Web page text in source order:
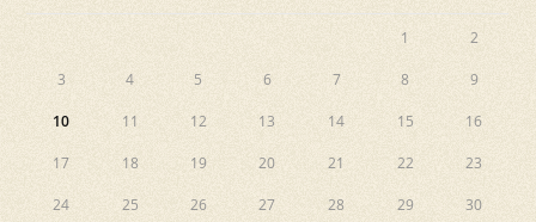
1 2
3 4 5 6 7 8 9
10 11 12 13 14 15 16
17 18 19 20 21 22 23
24 25 26 27 28 29 30